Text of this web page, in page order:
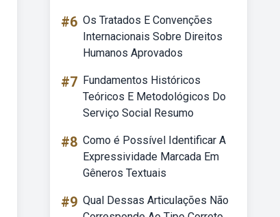
#6 Os Tratados E Convenções
Internacionais Sobre Direitos
Humanos Aprovados
#7 Fundamentos Históricos
Teóricos E Metodológicos Do
Serviço Social Resumo
#8 Como é Possível Identificar A
Expressividade Marcada Em
Gêneros Textuais
#9 Qual Dessas Articulações Não